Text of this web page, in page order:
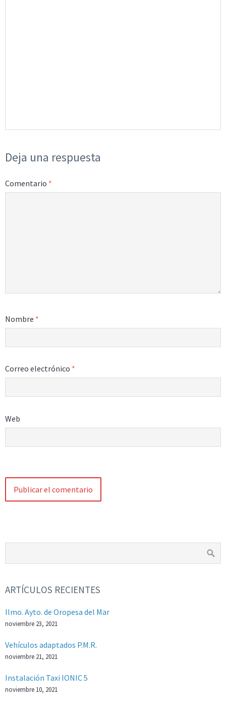
Deja una respuesta
Comentario *
Nombre *
Correo electrónico *
Web
ARTÍCULOS RECIENTES
Ilmo. Ayto. de Oropesa del Mar
noviembre 23, 2021
Vehículos adaptados P.M.R.
noviembre 21, 2021
Instalación Taxi IONIC 5
noviembre 10, 2021